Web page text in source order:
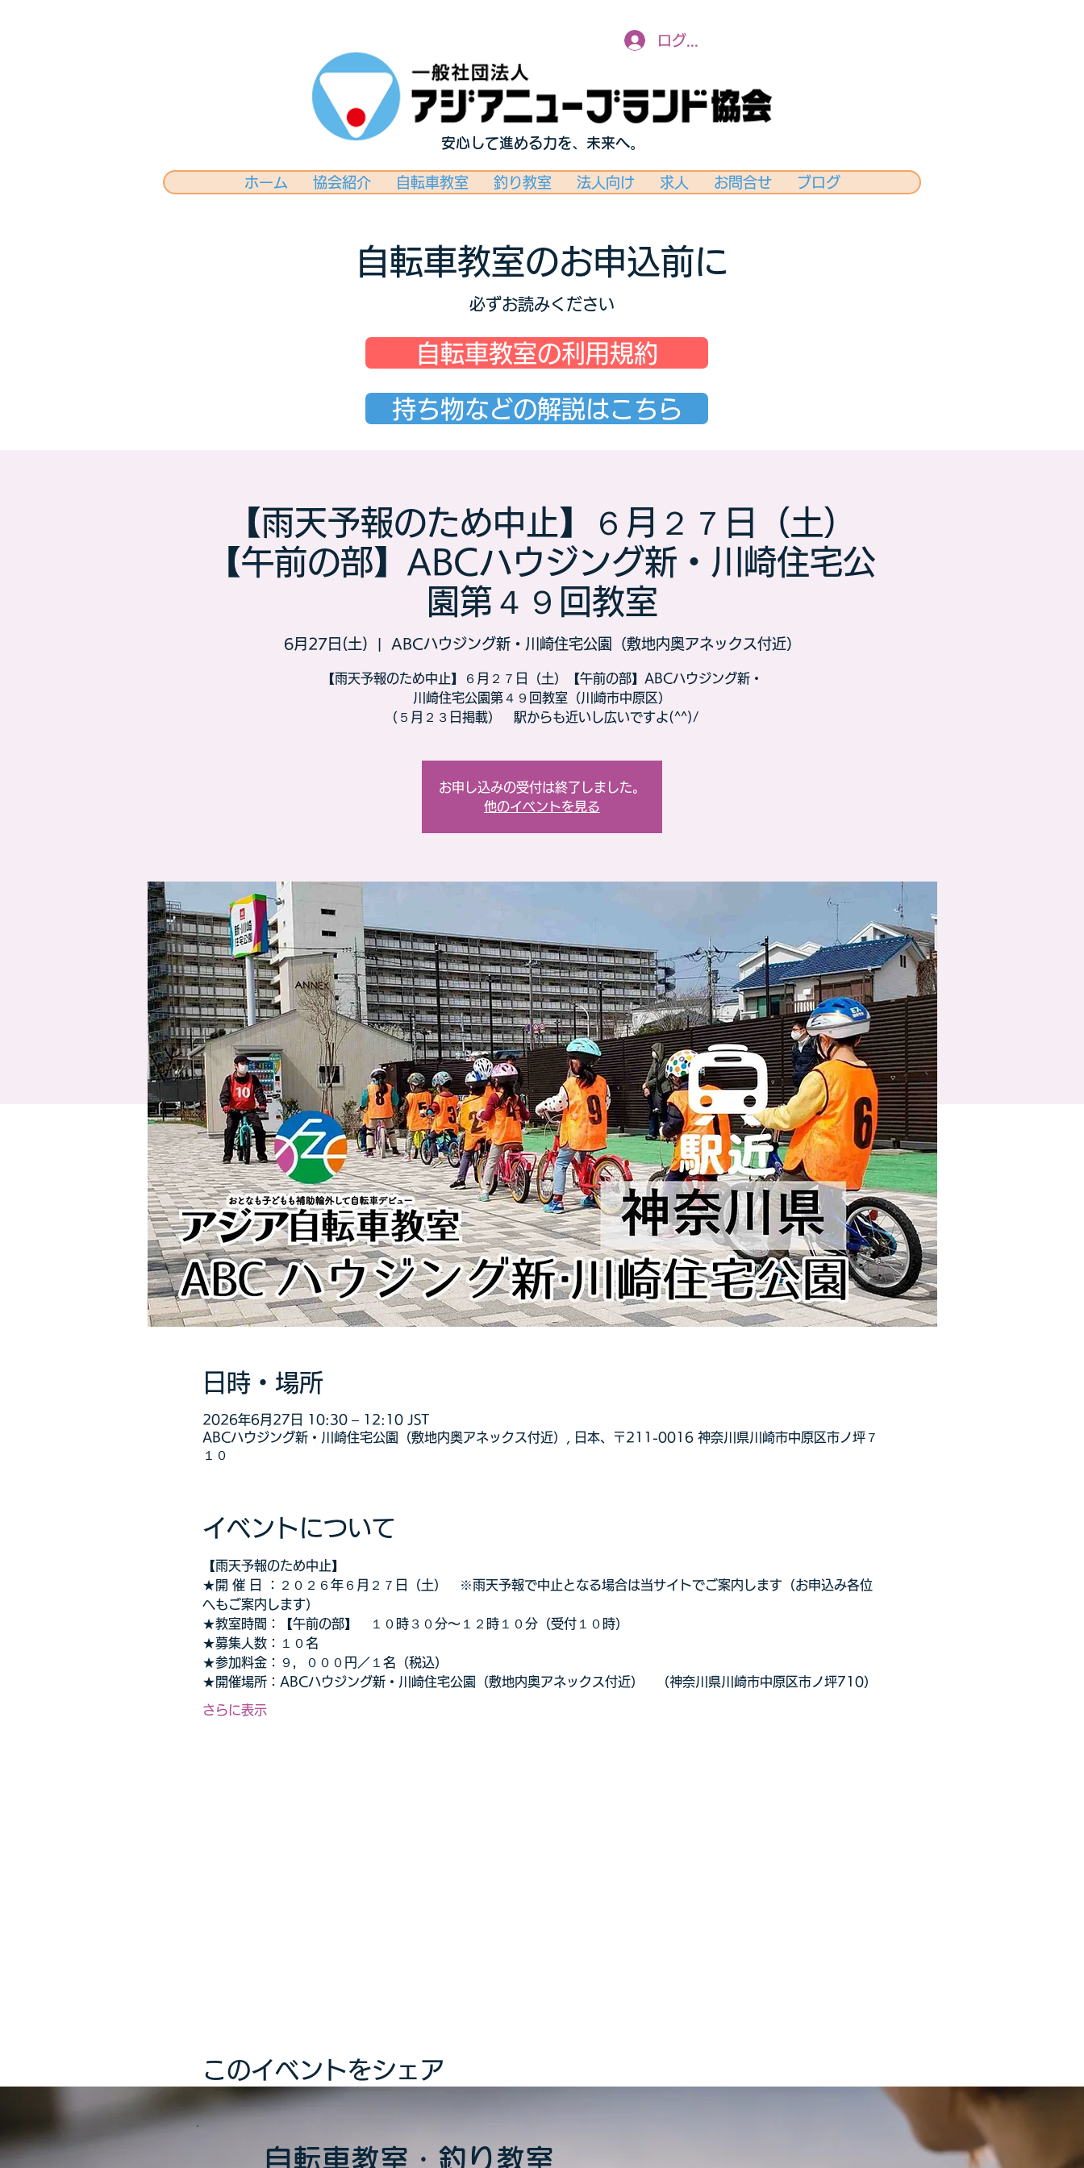
安心して進める力を、未来へ。
ログイン
ホーム 協会紹介 自転車教室 釣り教室 法人向け 求人 お問合せ ブログ
自転車教室のお申込前に
必ずお読みください
自転車教室の利用規約
持ち物などの解説はこちら
【雨天予報のため中止】６月２７日（土）
【午前の部】ABCハウジング新・川崎住宅公
園第４９回教室
6月27日(土) ABCハウジング新・川崎住宅公園（敷地内奥アネックス付近）
【雨天予報のため中止】６月２７日（土）【午前の部】ABCハウジング新・
川崎住宅公園第４９回教室（川崎市中原区）
（５月２３日掲載） 駅からも近いし広いですよ(^^)/
お申し込みの受付は終了しました。
他のイベントを見る
日時・場所
2026年6月27日 10:30 – 12:10 JST
ABCハウジング新・川崎住宅公園（敷地内奥アネックス付近）, 日本、〒211-0016 神奈川県川崎市中原区市ノ坪７
１０
イベントについて
【雨天予報のため中止】
★開 催 日 ：２０２６年６月２７日（土）　※雨天予報で中止となる場合は当サイトでご案内します（お申込み各位
へもご案内します）
★教室時間：【午前の部】　１０時３０分～１２時１０分（受付１０時）
★募集人数：１０名
★参加料金：９，０００円／１名（税込）
★開催場所：ABCハウジング新・川崎住宅公園（敷地内奥アネックス付近）　（神奈川県川崎市中原区市ノ坪710）
さらに表示
このイベントをシェア
自転車教室・釣り教室